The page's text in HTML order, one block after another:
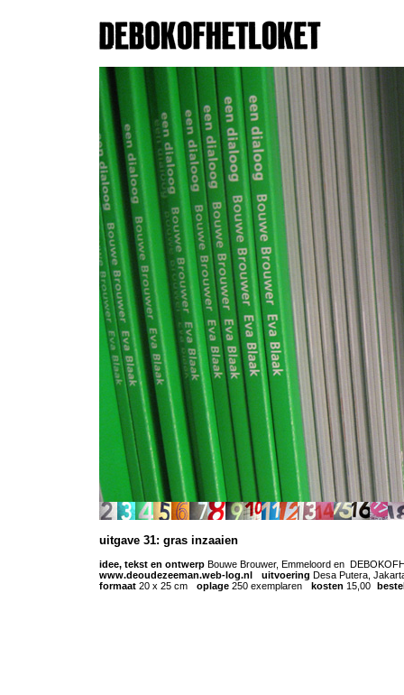
uitgave 31: gras inzaaien
idee, tekst en ontwerp Bouwe Brouwer, Emmeloord en
www.deoudezeeman.web-log.nl
uitvoering Desa Putera,
formaat 20 x 25 cm oplage 250 exemplaren kosten 15,00